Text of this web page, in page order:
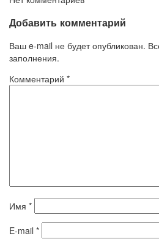
Добавить комментарий
Ваш e-mail не будет опубликован.
заполнения.
Комментарий *
Имя *
E-mail *